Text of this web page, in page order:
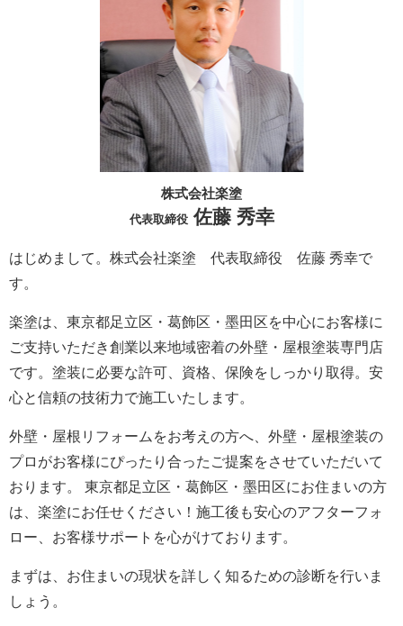
株式会社楽塗
代表取締役佐藤 秀幸
はじめまして。株式会社楽塗 代表取締役 佐藤 秀幸で
す。
楽塗は、東京都足立区・葛飾区・墨田区を中心にお客様に
ご支持いただき創業以来地域密着の外壁・屋根塗装専門店
です。塗装に必要な許可、資格、保険をしっかり取得。安
心と信頼の技術力で施工いたします。
外壁・屋根リフォームをお考えの方へ、外壁・屋根塗装の
プロがお客様にぴったり合ったご提案をさせていただいて
おります。 東京都足立区・葛飾区・墨田区にお住まいの方
は、楽塗にお任せください！施工後も安心のアフターフォ
ロー、お客様サポートを心がけております。
まずは、お住まいの現状を詳しく知るための診断を行いま
しょう。